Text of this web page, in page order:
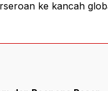
ke kancah